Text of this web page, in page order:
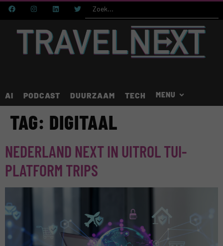
AI PODCAST DUURZAAM TECH
TAG: DIGITAAL
NEDERLAND NEXT IN UITROL TUI-
PLATFORM TRIPS